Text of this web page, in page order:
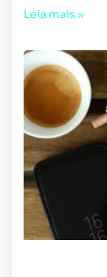
Leia mais »